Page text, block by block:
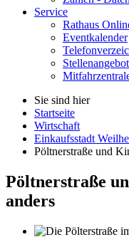
Service
Rathaus
Eventkalender
Sie sind hier
Startseite
Wirtschaft
Einkaufsstadt
Pöltnerstraße und
Pöltnerstraße
anders